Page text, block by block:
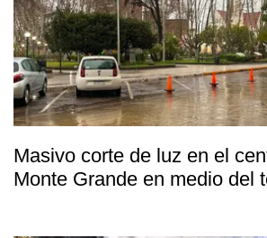
Masivo corte de luz en el
Monte Grande en medio del